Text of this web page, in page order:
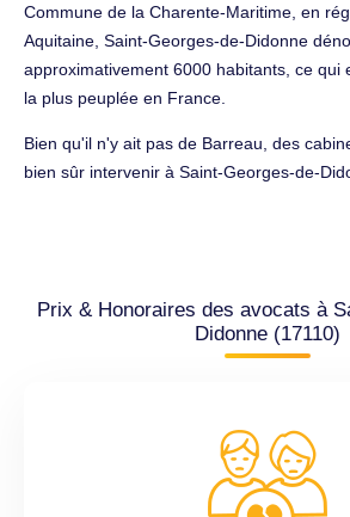
Commune de la Charente-Maritime, en
Aquitaine, Saint-Georges-de-Didonne
approximativement 6000 habitants, ce qui
la plus peuplée en France.
Bien qu'il n'y ait pas de Barreau, des
bien sûr intervenir à Saint-Georges-de-
Prix & Honoraires des avocats à
Didonne (17110)